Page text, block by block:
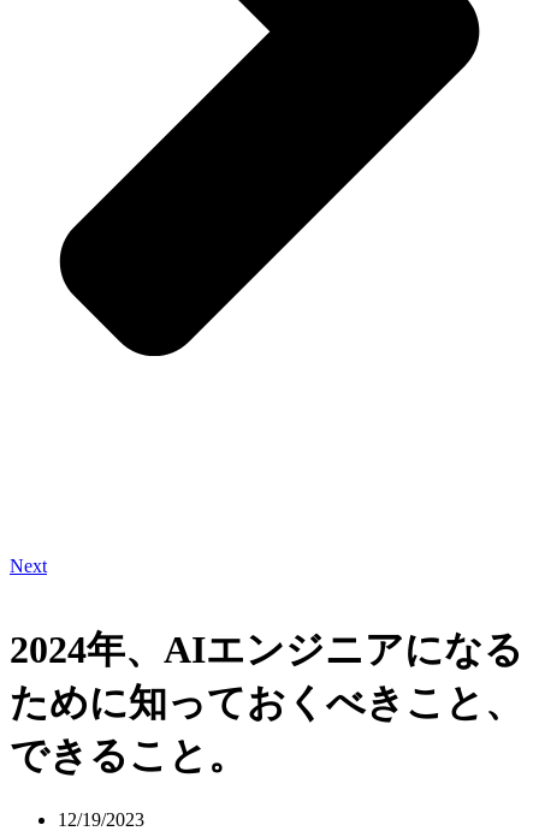
Next
2024年、AIエンジニアになる
ために知っておくべきこと、
できること。
12/19/2023